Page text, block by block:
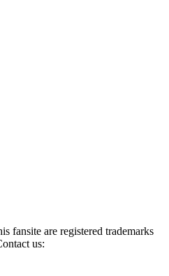
fansite are registered trademarks
us: